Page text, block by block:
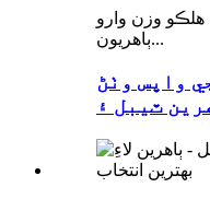
وزن وارو
ٻاهريون...
واپس وٺڻ